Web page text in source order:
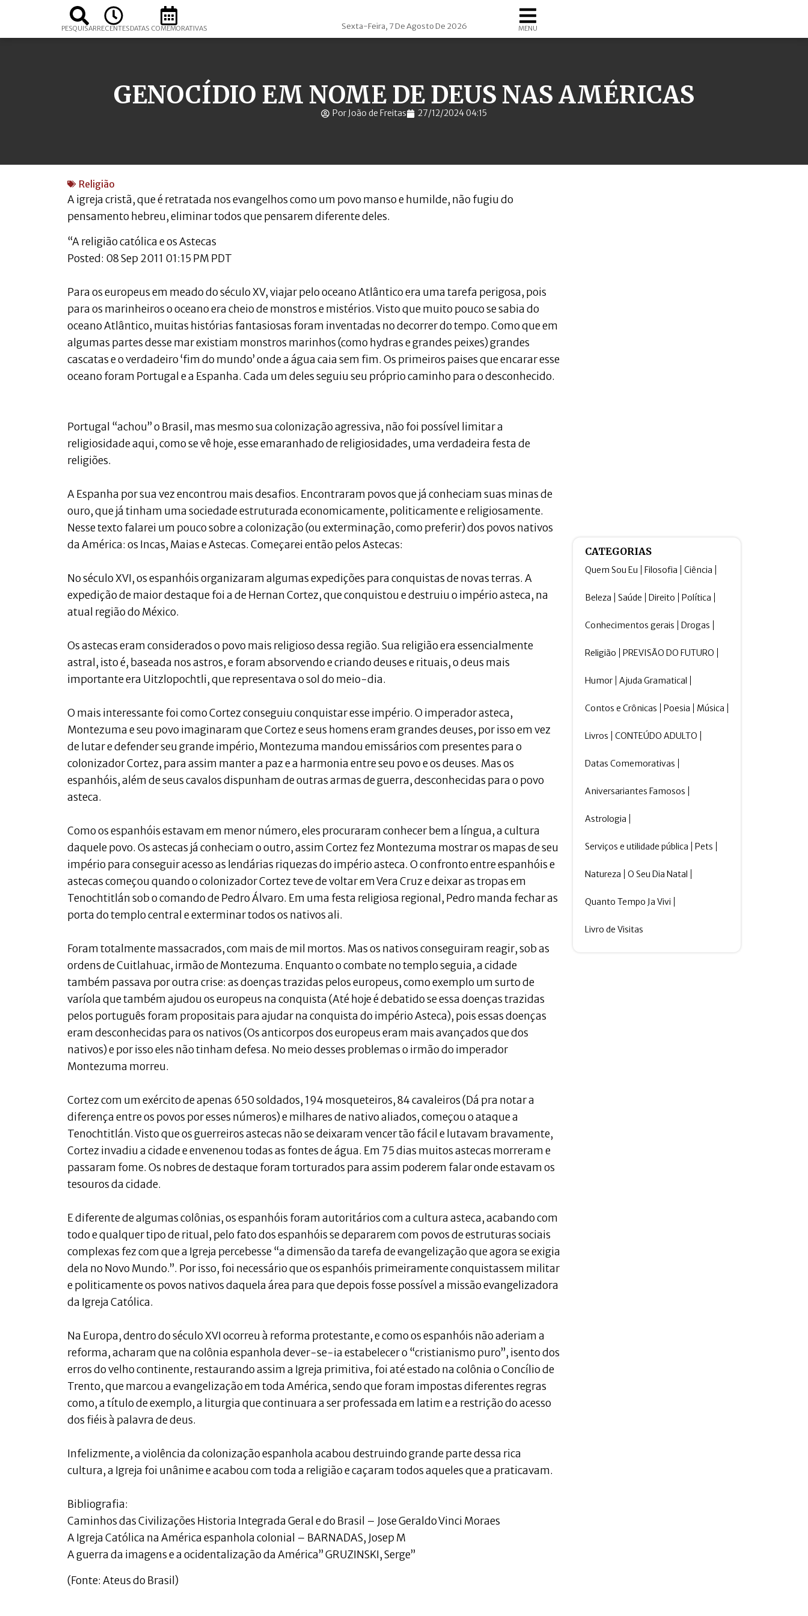
PESQUISARRECENTESDATAS COMEMORATIVAS Sexta-Feira, 7 De Agosto De 2026 MENU
GENOCÍDIO EM NOME DE DEUS NAS AMÉRICAS
Por João de Freitas 27/12/2024 04:15
Religião
A igreja cristã, que é retratada nos evangelhos como um povo manso e humilde, não fugiu do
pensamento hebreu, eliminar todos que pensarem diferente deles.
“A religião católica e os Astecas
Posted: 08 Sep 2011 01:15 PM PDT
Para os europeus em meado do século XV, viajar pelo oceano Atlântico era uma tarefa perigosa, pois
para os marinheiros o oceano era cheio de monstros e mistérios. Visto que muito pouco se sabia do
oceano Atlântico, muitas histórias fantasiosas foram inventadas no decorrer do tempo. Como que em
algumas partes desse mar existiam monstros marinhos (como hydras e grandes peixes) grandes
cascatas e o verdadeiro ‘fim do mundo’ onde a água caia sem fim. Os primeiros paises que encarar esse
oceano foram Portugal e a Espanha. Cada um deles seguiu seu próprio caminho para o desconhecido.
Portugal “achou” o Brasil, mas mesmo sua colonização agressiva, não foi possível limitar a
religiosidade aqui, como se vê hoje, esse emaranhado de religiosidades, uma verdadeira festa de
religiões.
A Espanha por sua vez encontrou mais desafios. Encontraram povos que já conheciam suas minas de
ouro, que já tinham uma sociedade estruturada economicamente, politicamente e religiosamente.
Nesse texto falarei um pouco sobre a colonização (ou exterminação, como preferir) dos povos nativos
da América: os Incas, Maias e Astecas. Começarei então pelos Astecas:
No século XVI, os espanhóis organizaram algumas expedições para conquistas de novas terras. A
expedição de maior destaque foi a de Hernan Cortez, que conquistou e destruiu o império asteca, na
atual região do México.
Os astecas eram considerados o povo mais religioso dessa região. Sua religião era essencialmente
astral, isto é, baseada nos astros, e foram absorvendo e criando deuses e rituais, o deus mais
importante era Uitzlopochtli, que representava o sol do meio-dia.
O mais interessante foi como Cortez conseguiu conquistar esse império. O imperador asteca,
Montezuma e seu povo imaginaram que Cortez e seus homens eram grandes deuses, por isso em vez
de lutar e defender seu grande império, Montezuma mandou emissários com presentes para o
colonizador Cortez, para assim manter a paz e a harmonia entre seu povo e os deuses. Mas os
espanhóis, além de seus cavalos dispunham de outras armas de guerra, desconhecidas para o povo
asteca.
Como os espanhóis estavam em menor número, eles procuraram conhecer bem a língua, a cultura
daquele povo. Os astecas já conheciam o outro, assim Cortez fez Montezuma mostrar os mapas de seu
império para conseguir acesso as lendárias riquezas do império asteca. O confronto entre espanhóis e
astecas começou quando o colonizador Cortez teve de voltar em Vera Cruz e deixar as tropas em
Tenochtitlán sob o comando de Pedro Álvaro. Em uma festa religiosa regional, Pedro manda fechar as
porta do templo central e exterminar todos os nativos ali.
Foram totalmente massacrados, com mais de mil mortos. Mas os nativos conseguiram reagir, sob as
ordens de Cuitlahuac, irmão de Montezuma. Enquanto o combate no templo seguia, a cidade
também passava por outra crise: as doenças trazidas pelos europeus, como exemplo um surto de
varíola que também ajudou os europeus na conquista (Até hoje é debatido se essa doenças trazidas
pelos português foram propositais para ajudar na conquista do império Asteca), pois essas doenças
eram desconhecidas para os nativos (Os anticorpos dos europeus eram mais avançados que dos
nativos) e por isso eles não tinham defesa. No meio desses problemas o irmão do imperador
Montezuma morreu.
Cortez com um exército de apenas 650 soldados, 194 mosqueteiros, 84 cavaleiros (Dá pra notar a
diferença entre os povos por esses números) e milhares de nativo aliados, começou o ataque a
Tenochtitlán. Visto que os guerreiros astecas não se deixaram vencer tão fácil e lutavam bravamente,
Cortez invadiu a cidade e envenenou todas as fontes de água. Em 75 dias muitos astecas morreram e
passaram fome. Os nobres de destaque foram torturados para assim poderem falar onde estavam os
tesouros da cidade.
E diferente de algumas colônias, os espanhóis foram autoritários com a cultura asteca, acabando com
todo e qualquer tipo de ritual, pelo fato dos espanhóis se depararem com povos de estruturas sociais
complexas fez com que a Igreja percebesse “a dimensão da tarefa de evangelização que agora se exigia
dela no Novo Mundo.”. Por isso, foi necessário que os espanhóis primeiramente conquistassem militar
e politicamente os povos nativos daquela área para que depois fosse possível a missão evangelizadora
da Igreja Católica.
Na Europa, dentro do século XVI ocorreu à reforma protestante, e como os espanhóis não aderiam a
reforma, acharam que na colônia espanhola dever-se-ia estabelecer o “cristianismo puro”, isento dos
erros do velho continente, restaurando assim a Igreja primitiva, foi até estado na colônia o Concílio de
Trento, que marcou a evangelização em toda América, sendo que foram impostas diferentes regras
como, a título de exemplo, a liturgia que continuara a ser professada em latim e a restrição do acesso
dos fiéis à palavra de deus.
Infelizmente, a violência da colonização espanhola acabou destruindo grande parte dessa rica
cultura, a Igreja foi unânime e acabou com toda a religião e caçaram todos aqueles que a praticavam.
Bibliografia:
Caminhos das Civilizações Historia Integrada Geral e do Brasil – Jose Geraldo Vinci Moraes
A Igreja Católica na América espanhola colonial – BARNADAS, Josep M
A guerra da imagens e a ocidentalização da América” GRUZINSKI, Serge”
(Fonte: Ateus do Brasil)
CATEGORIAS
Quem Sou Eu Filosofia Ciência
Beleza Saúde Direito Política
Conhecimentos gerais Drogas
Religião PREVISÃO DO FUTURO
Humor Ajuda Gramatical
Contos e Crônicas Poesia Música
Livros CONTEÚDO ADULTO
Datas Comemorativas
Aniversariantes Famosos
Astrologia
Serviços e utilidade pública Pets
Natureza O Seu Dia Natal
Quanto Tempo Ja Vivi
Livro de Visitas